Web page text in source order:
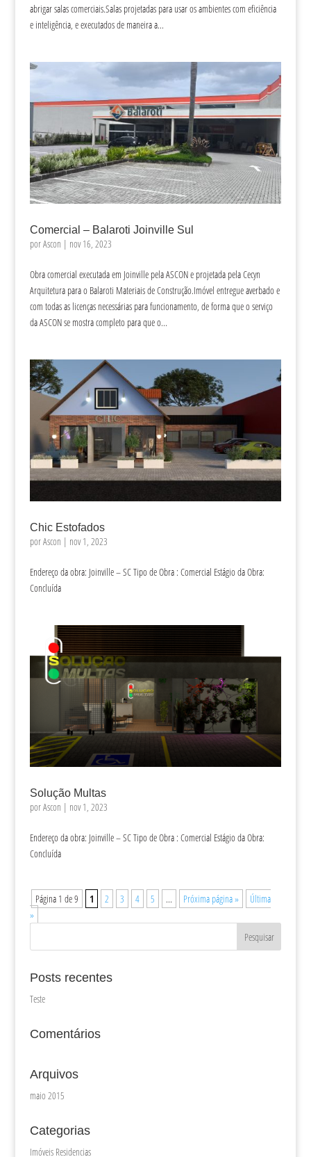
abrigar salas comerciais.Salas projetadas para usar os ambientes com eficiência
e inteligência, e executados de maneira a...
Comercial – Balaroti Joinville Sul
porAscon | nov 16, 2023
Obra comercial executada em Joinville pela ASCON e projetada pela Cecyn
Arquitetura para o Balaroti Materiais de Construção.Imóvel entregue averbado e
com todas as licenças necessárias para funcionamento, de forma que o serviço
da ASCON se mostra completo para que o...
Chic Estofados
porAscon | nov 1, 2023
Endereço da obra: Joinville – SC Tipo de Obra : Comercial Estágio da Obra:
Concluída
Solução Multas
porAscon | nov 1, 2023
Endereço da obra: Joinville – SC Tipo de Obra : Comercial Estágio da Obra:
Concluída
Página 1 de 9 1 2 3 4 5 ... Próxima página »
Última
»
Posts recentes
Teste
Comentários
Arquivos
maio 2015
Categorias
Imóveis Residencias